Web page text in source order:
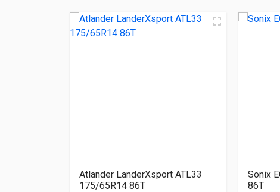
BARS
Atlander LanderXsport ATL33
175/65R14 86T
Sonix
86T